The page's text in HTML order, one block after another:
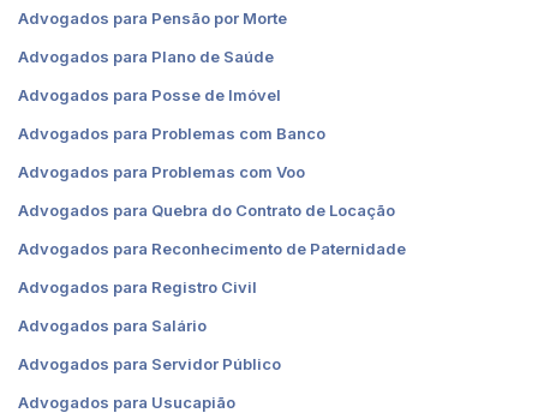
Advogados para Pensão por Morte
Advogados para Plano de Saúde
Advogados para Posse de Imóvel
Advogados para Problemas com Banco
Advogados para Problemas com Voo
Advogados para Quebra do Contrato de Locação
Advogados para Reconhecimento de Paternidade
Advogados para Registro Civil
Advogados para Salário
Advogados para Servidor Público
Advogados para Usucapião